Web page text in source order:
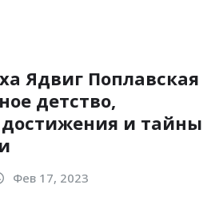
Ядвиг Поплавская
детство,
и тайны
Фев 17, 2023